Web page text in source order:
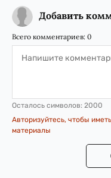
Добавить
Всего комментариев: 0
Осталось символов: 2000
Авторизуйтесь, чтобы
материалы